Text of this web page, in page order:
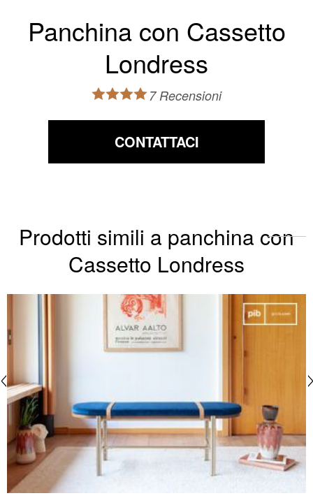
Panchina con Cassetto
Londress
7 Recensioni
CONTATTACI
Prodotti simili a panchina con
Cassetto Londress